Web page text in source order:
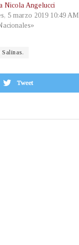
Nicola Angelucci
5 marzo 2019 10:49 AM
Salinas.
Tweet